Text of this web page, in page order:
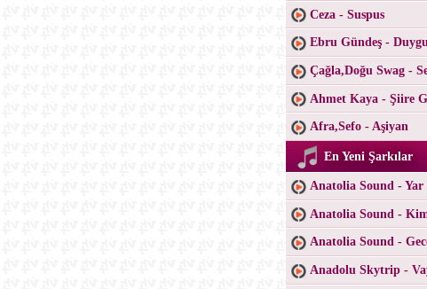
Ceza - Suspus
Ebru Gündeş -
Çağla,Doğu Swag -
Ahmet Kaya - Şiire
Afra,Sefo - Aşiyan
En Yeni Şarkılar
Anatolia Sound -
Anatolia Sound -
Anatolia Sound -
Anadolu Skytrip -